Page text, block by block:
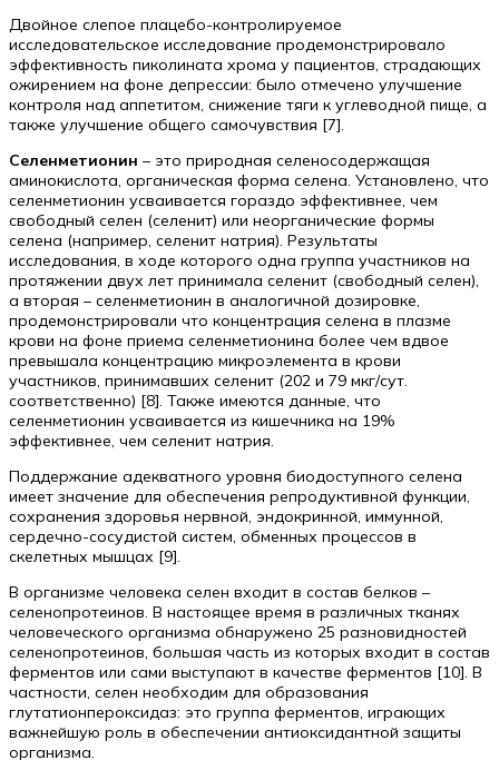
Двойное слепое плацебо-контролируемое
исследовательское исследование продемонстрировало
эффективность пиколината хрома у пациентов, страдающих
ожирением на фоне депрессии: было отмечено улучшение
контроля над аппетитом, снижение тяги к углеводной пище, а
также улучшение общего самочувствия [7].
Селенметионин – это природная селеносодержащая
аминокислота, органическая форма селена. Установлено, что
селенметионин усваивается гораздо эффективнее, чем
свободный селен (селенит) или неорганические формы
селена (например, селенит натрия). Результаты
исследования, в ходе которого одна группа участников на
протяжении двух лет принимала селенит (свободный селен),
а вторая – селенметионин в аналогичной дозировке,
продемонстрировали что концентрация селена в плазме
крови на фоне приема селенметионина более чем вдвое
превышала концентрацию микроэлемента в крови
участников, принимавших селенит (202 и 79 мкг/сут.
соответственно) [8]. Также имеются данные, что
селенметионин усваивается из кишечника на 19%
эффективнее, чем селенит натрия.
Поддержание адекватного уровня биодоступного селена
имеет значение для обеспечения репродуктивной функции,
сохранения здоровья нервной, эндокринной, иммунной,
сердечно-сосудистой систем, обменных процессов в
скелетных мышцах [9].
В организме человека селен входит в состав белков –
селенопротеинов. В настоящее время в различных тканях
человеческого организма обнаружено 25 разновидностей
селенопротеинов, большая часть из которых входит в состав
ферментов или сами выступают в качестве ферментов [10]. В
частности, селен необходим для образования
глутатионпероксидаз: это группа ферментов, играющих
важнейшую роль в обеспечении антиоксидантной защиты
организма.